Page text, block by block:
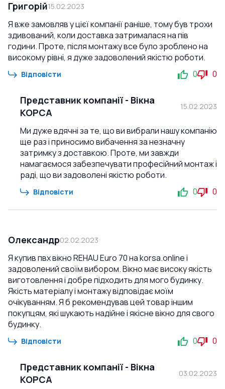
Григорій15.02.2023
Я вже замовляв у цієї компанії раніше, тому був трохи
здивований, коли доставка затрималася на пів
години. Проте, після монтажу все було зроблено на
високому рівні, я дуже задоволений якістю роботи.
Відповісти 0 0
Представник компанії - Вікна
КОРСА
15.02.2023
Ми дуже вдячні за те, що ви вибрали нашу компанію
ще раз і приносимо вибачення за незначну
затримку з доставкою. Проте, ми завжди
намагаємося забезпечувати професійний монтаж і
раді, що ви задоволені якістю роботи.
Відповісти 0 0
Олександр02.02.2023
Я купив пвх вікно REHAU Euro 70 на korsa.online і
задоволений своїм вибором. Вікно має високу якість
виготовлення і добре підходить для мого будинку.
Якість матеріалу і монтажу відповідає моїм
очікуванням. Я б рекомендував цей товар іншим
покупцям, які шукають надійне і якісне вікно для свого
будинку.
Відповісти 0 0
Представник компанії - Вікна
КОРСА
03.02.2023